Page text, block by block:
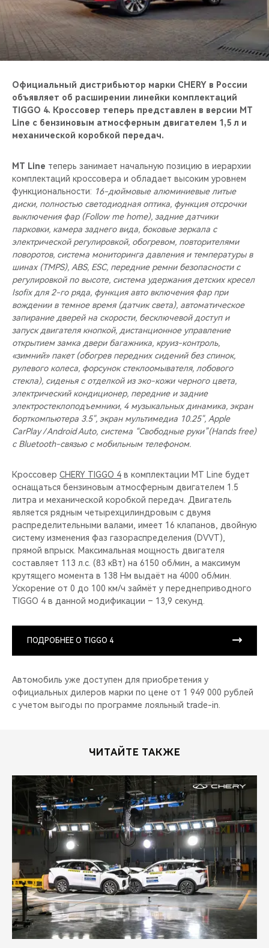
CHERY И СПОРТ
НАШИ МЕРОПРИЯТИЯ
ВИДЕООБЗОРЫ
CHERY ДЛЯ ДЕТЕЙ
Официальный дистрибьютор марки CHERY в России
объявляет об расширении линейки комплектаций
TIGGO 4. Кроссовер теперь представлен в версии MT
Line c бензиновым атмосферным двигателем 1,5 л и
механической коробкой передач.
MT Line теперь занимает начальную позицию в иерархии
комплектаций кроссовера и обладает высоким уровнем
функциональности: 16-дюймовые алюминиевые литые
диски, полностью светодиодная оптика, функция отсрочки
выключения фар (Follow me home), задние датчики
парковки, камера заднего вида, боковые зеркала с
электрической регулировкой, обогревом, повторителями
поворотов, система мониторинга давления и температуры в
шинах (TMPS), ABS, ESC, передние ремни безопасности с
регулировкой по высоте, система удержания детских кресел
Isofix для 2-го ряда, функция авто включения фар при
вождении в темное время (датчик света), автоматическое
запирание дверей на скорости, бесключевой доступ и
запуск двигателя кнопкой, дистанционное управление
открытием замка двери багажника, круиз-контроль,
«зимний» пакет (обогрев передних сидений без спинок,
рулевого колеса, форсунок стеклоомывателя, лобового
стекла), сиденья с отделкой из эко-кожи черного цвета,
электрический кондиционер, передние и задние
электростеклоподъемники, 4 музыкальных динамика, экран
борткомпьютера 3.5", экран мультимедиа 10.25", Apple
CarPlay / Android Auto, система “Свободные руки”(Hands free)
с Bluetooth-связью с мобильным телефоном.
Кроссовер CHERY TIGGO 4 в комплектации MT Line будет
оснащаться бензиновым атмосферным двигателем 1.5
литра и механической коробкой передач. Двигатель
является рядным четырехцилиндровым с двумя
распределительными валами, имеет 16 клапанов, двойную
систему изменения фаз газораспределения (DVVT),
прямой впрыск. Максимальная мощность двигателя
составляет 113 л.с. (83 кВт) на 6150 об/мин, а максимум
крутящего момента в 138 Нм выдаёт на 4000 об/мин.
Ускорение от 0 до 100 км/ч займёт у переднеприводного
TIGGO 4 в данной модификации – 13,9 секунд.
ПОДРОБНЕЕ О TIGGO 4
Автомобиль уже доступен для приобретения у
официальных дилеров марки по цене от 1 949 000 рублей
с учетом выгоды по программе лояльный trade-in.
ЧИТАЙТЕ ТАКЖЕ